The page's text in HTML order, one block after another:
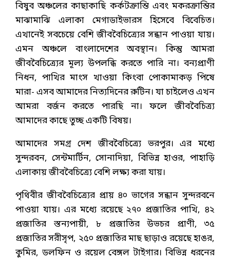
বিষুব অঞ্চলের কাছাকাছি কর্কটক্রান্তি এবং মকরক্রান্তির
মাঝামাঝি এলাকা মেগাডাইভারস হিসেবে বিবেচিত।
এখানেই সবচেয়ে বেশি জীববৈচিত্র্যের সন্ধান পাওয়া যায়।
এমন অঞ্চলে বাংলাদেশের অবস্থান। কিন্তু আমরা
জীববৈচিত্র্যের মূল্য উপলব্ধি করতে পারি না। বন্যপ্রাণী
নিধন, পাখির মাংস খাওয়া কিংবা পোকামাকড় পিষে
মারা- এসব আমাদের নিত্যদিনের রুটিন। যা চাইলেও এখন
আমরা বর্জন করতে পারছি না। ফলে জীববৈচিত্র্য
আমাদের কাছে তুচ্ছ একটি বিষয়।
আমাদের সমগ্র দেশ জীববৈচিত্র্যে ভরপুর। এর মধ্যে
সুন্দরবন, সেন্টমার্টিন, সোনাদিয়া, বিভিন্ন হাওর, পাহাড়ি
এলাকায় জীববৈচিত্র্যে বেশি লক্ষ্য করা যায়।
পৃথিবীর জীববৈচিত্র্যের প্রায় ৪০ ভাগের সন্ধান সুন্দরবনে
পাওয়া যায়। এর মধ্যে রয়েছে ২৭০ প্রজাতির পাখি, ৪২
প্রজাতির স্তন্যপায়ী, ৮ প্রজাতির উভচর প্রাণী, ৩৫
প্রজাতির সরীসৃপ, ২৫০ প্রজাতির মাছ ছাড়াও রয়েছে হাঙর,
কুমির, ডলফিন ও রয়েল বেঙ্গল টাইগার। বিভিন্ন ধরনের